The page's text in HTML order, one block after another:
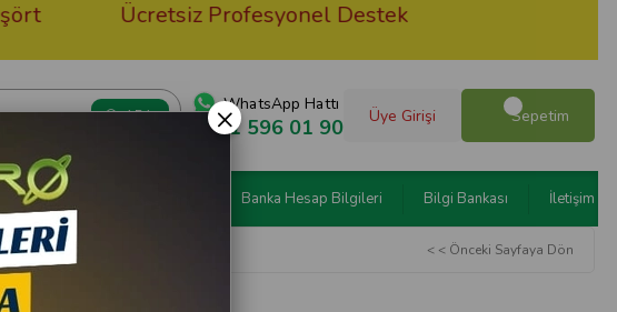
Ücretsiz Profesyonel Destek
WhatsApp Hattı
0551 596 01 90 Üye Girişi Sepetim
Bitki Besin Programları Banka Hesap Bilgileri Bilgi Bankası İletişim
< < Önceki Sayfaya Dön
×